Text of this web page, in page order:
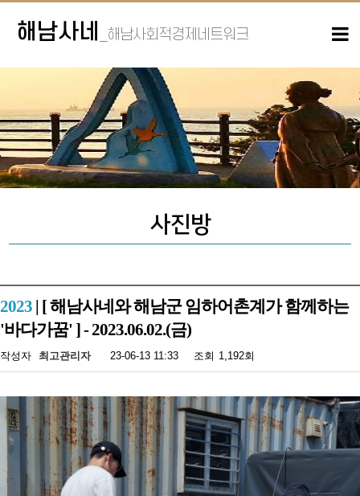
해남사네 _해남사회적경제네트워크
사진방
2023 | [ 해남사네와 해남군 임하어촌계가 함께하는
'바다가꿈' ] - 2023.06.02.(금)
작성자 최고관리자 23-06-13 11:33 조회 1,192회